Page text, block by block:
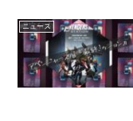
ニュース